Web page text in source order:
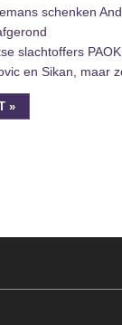
schenken
slachtoffers PAOK
en Sikan, maar
»